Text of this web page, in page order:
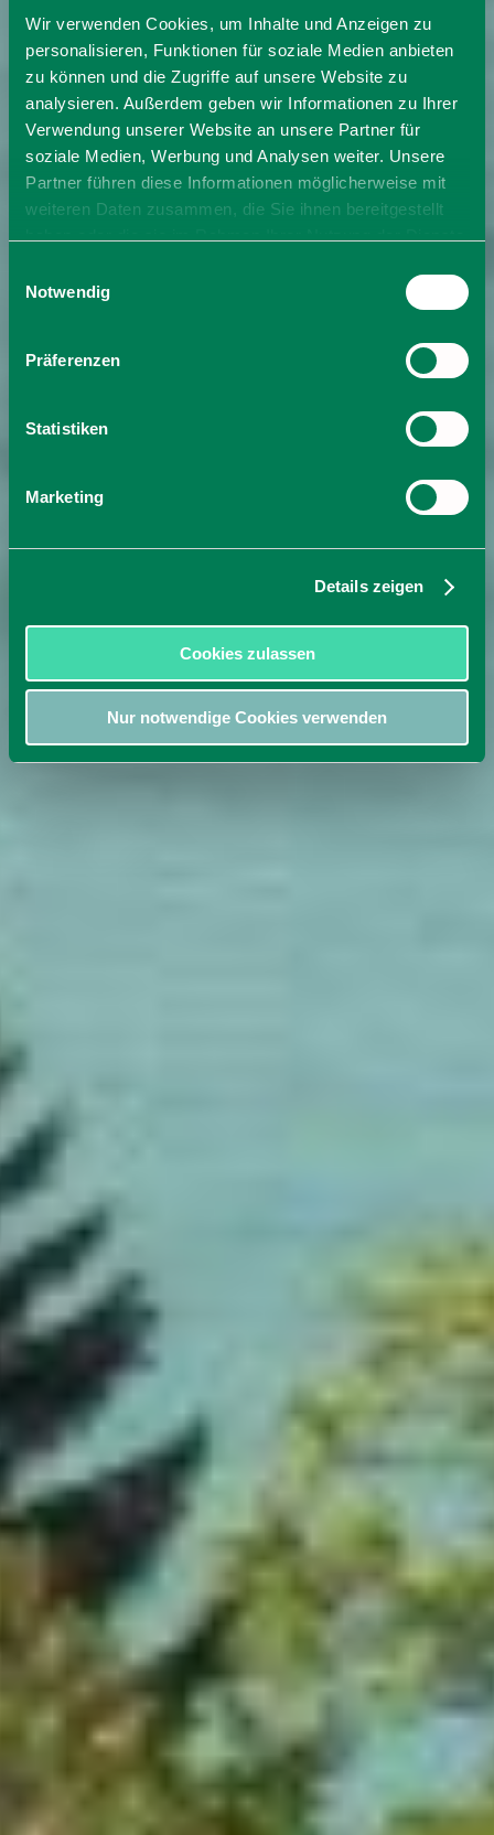
Wir verwenden Cookies, um Inhalte und Anzeigen zu
personalisieren, Funktionen für soziale Medien anbieten
zu können und die Zugriffe auf unsere Website zu
analysieren. Außerdem geben wir Informationen zu Ihrer
Verwendung unserer Website an unsere Partner für
soziale Medien, Werbung und Analysen weiter. Unsere
Partner führen diese Informationen möglicherweise mit
weiteren Daten zusammen, die Sie ihnen bereitgestellt
Cookies, wenn Sie unsere Webseite weiterhin nutzen.
Notwendig
Präferenzen
Statistiken
Marketing
Details zeigen
Cookies zulassen
Nur notwendige Cookies verwenden